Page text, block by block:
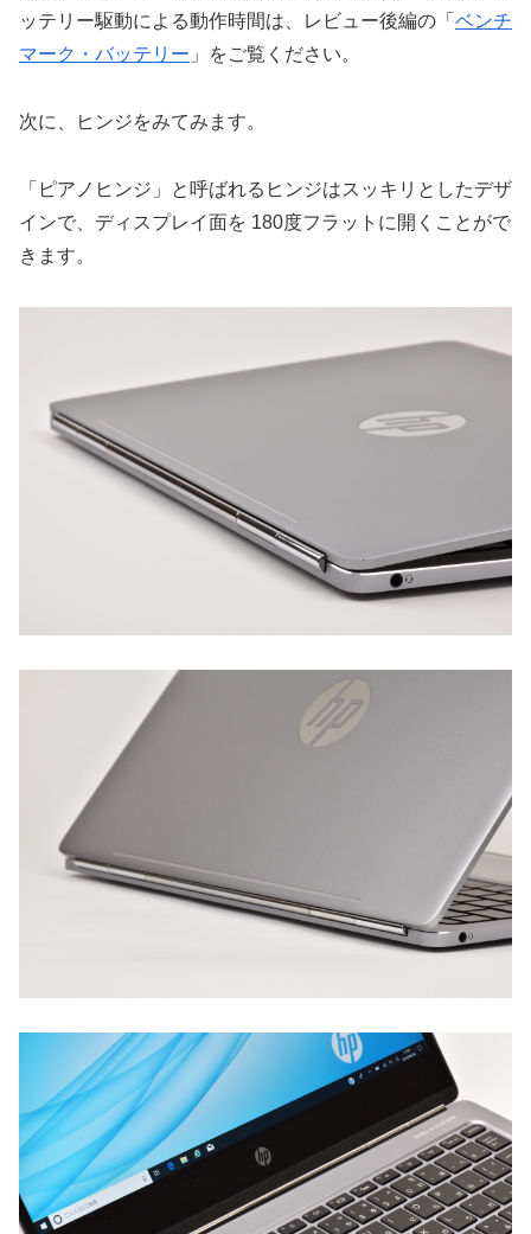
ッテリー駆動による動作時間は、レビュー後編の「 ベンチ
マーク・バッテリー 」をご覧ください。
次に、ヒンジをみてみます。
「ピアノヒンジ」と呼ばれるヒンジはスッキリとしたデザ
インで、ディスプレイ面を 180度フラットに開くことがで
きます。